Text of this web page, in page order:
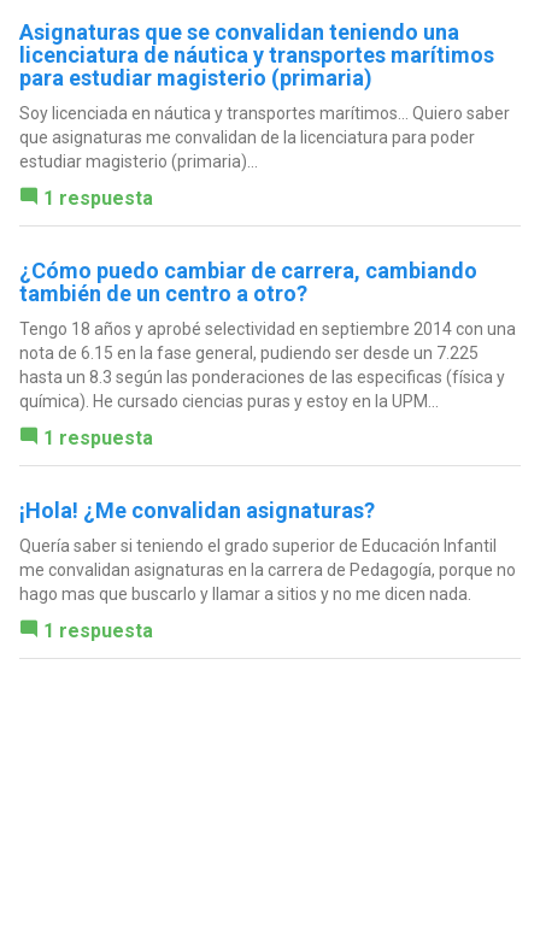
Asignaturas que se convalidan teniendo una
licenciatura de náutica y transportes marítimos
para estudiar magisterio (primaria)
Soy licenciada en náutica y transportes marítimos... Quiero saber
que asignaturas me convalidan de la licenciatura para poder
estudiar magisterio (primaria)...
1 respuesta
¿Cómo puedo cambiar de carrera, cambiando
también de un centro a otro?
Tengo 18 años y aprobé selectividad en septiembre 2014 con una
nota de 6.15 en la fase general, pudiendo ser desde un 7.225
hasta un 8.3 según las ponderaciones de las especificas (física y
química). He cursado ciencias puras y estoy en la UPM...
1 respuesta
¡Hola! ¿Me convalidan asignaturas?
Quería saber si teniendo el grado superior de Educación Infantil
me convalidan asignaturas en la carrera de Pedagogía, porque no
hago mas que buscarlo y llamar a sitios y no me dicen nada.
1 respuesta